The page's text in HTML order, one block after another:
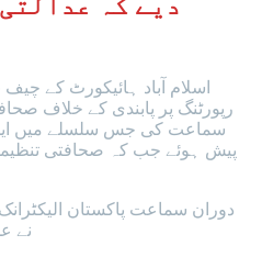
اسلام آباد ہائیکورٹ کے
رپورٹنگ پر پابندی کے خلاف
سماعت کی جس سلسلے میں
پیش ہوئے جب کہ صحافتی
دوران سماعت پاکستان الیکٹرانک
نے